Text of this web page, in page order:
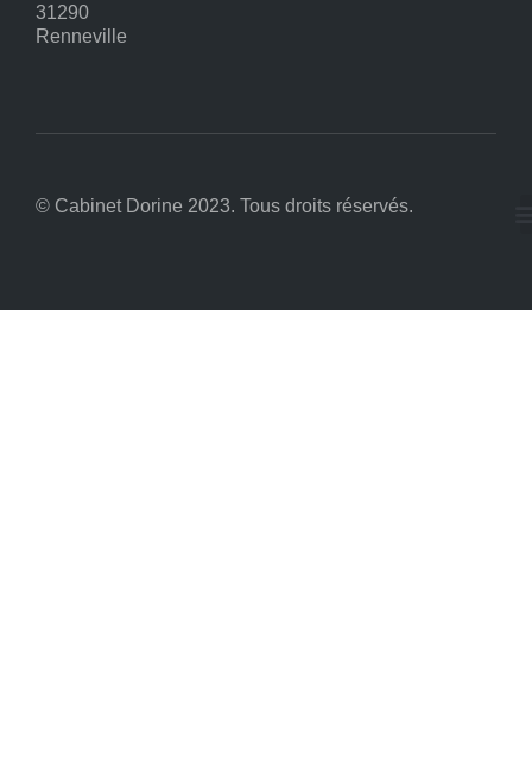
31290
Renneville
© Cabinet Dorine 2023. Tous droits réservés.